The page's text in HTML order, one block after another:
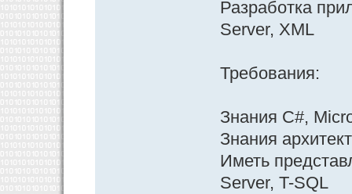
Разработка
Server, XML
Требования:
Знания C#,
Знания
Иметь
Server, T-SQL